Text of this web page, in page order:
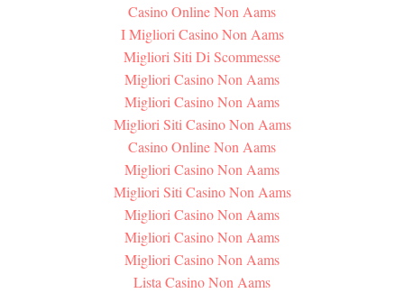
Casino Online Non Aams
I Migliori Casino Non Aams
Migliori Siti Di Scommesse
Migliori Casino Non Aams
Migliori Casino Non Aams
Migliori Siti Casino Non Aams
Casino Online Non Aams
Migliori Casino Non Aams
Migliori Siti Casino Non Aams
Migliori Casino Non Aams
Migliori Casino Non Aams
Migliori Casino Non Aams
Lista Casino Non Aams